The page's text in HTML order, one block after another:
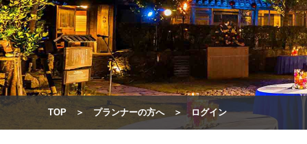
TOP プランナーの方へ ログイン